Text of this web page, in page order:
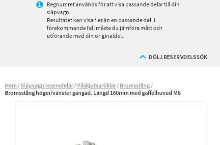
Regnumret används för att visa passande delar till din
släpvagn.
Resultatet kan visa fler än en passande del, i
förekommande fall måste du jämföra mått och
utförande med din originaldel.
DÖLJ RESERVDELSSÖK
Hem Släpvagn reservdelar Påskjutsartiklar Bromsstång
Bromsstång höger/vänster gängad. Längd 160mm med gaffelhuvud M8